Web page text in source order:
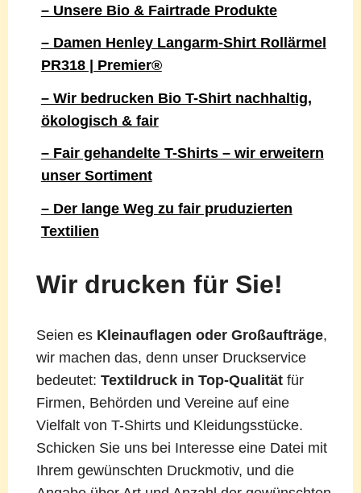
– Unsere Bio & Fairtrade Produkte
– Damen Henley Langarm-Shirt Rollärmel
PR318 | Premier®
– Wir bedrucken Bio T-Shirt nachhaltig,
ökologisch & fair
– Fair gehandelte T-Shirts – wir erweitern
unser Sortiment
– Der lange Weg zu fair pruduzierten
Textilien
Wir drucken für Sie!
Seien es Kleinauflagen oder Großaufträge,
wir machen das, denn unser Druckservice
bedeutet: Textildruck in Top-Qualitätfür
Firmen, Behörden und Vereine auf eine
Vielfalt von T-Shirts und Kleidungsstücke.
Schicken Sie uns bei Interesse eine Datei mit
Ihrem gewünschten Druckmotiv, und die